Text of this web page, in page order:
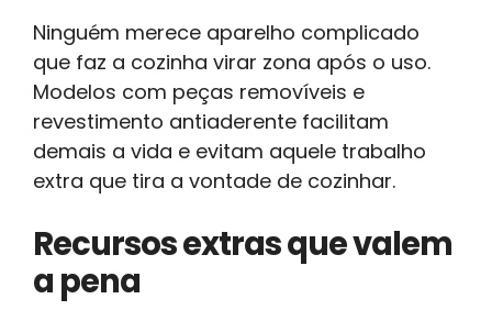
Ninguém merece aparelho complicado
que faz a cozinha virar zona após o uso.
Modelos com peças removíveis e
revestimento antiaderente facilitam
demais a vida e evitam aquele trabalho
extra que tira a vontade de cozinhar.
Recursos extras que valem
a pena